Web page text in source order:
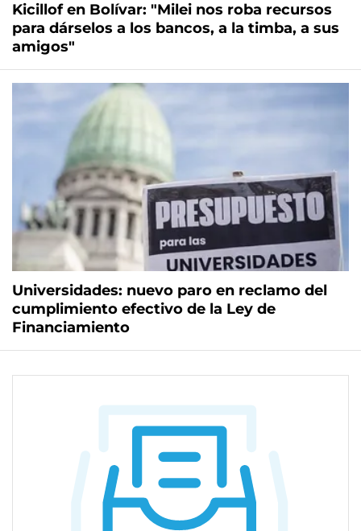
Kicillof en Bolívar: "Milei nos roba recursos
para dárselos a los bancos, a la timba, a sus
amigos"
Universidades: nuevo paro en reclamo del
cumplimiento efectivo de la Ley de
Financiamiento